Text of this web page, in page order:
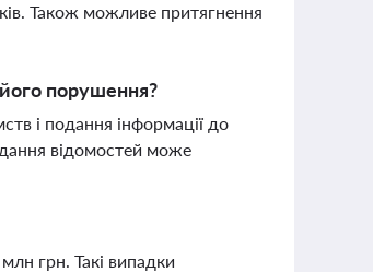
Також можливе притягнення
порушення?
і подання інформації до
відомостей може
грн. Такі випадки